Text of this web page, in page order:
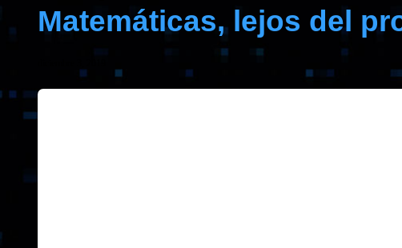
Matemáticas, lejos del